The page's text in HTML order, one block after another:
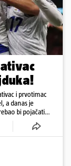
i prvotimac
a danas je
bi pojačati